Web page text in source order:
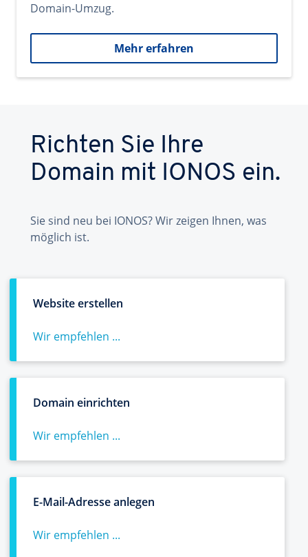
Domain-Umzug.
Mehr erfahren
Richten Sie Ihre
Domain mit IONOS ein.
Sie sind neu bei IONOS? Wir zeigen Ihnen, was
möglich ist.
Website erstellen
Wir empfehlen ...
Domain einrichten
Wir empfehlen ...
E-Mail-Adresse anlegen
Wir empfehlen ...